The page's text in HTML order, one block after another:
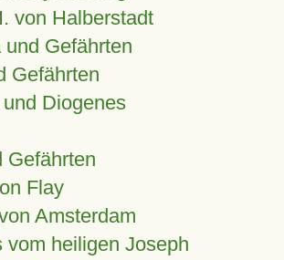
von Halberstadt
Gefährten
Gefährten
Diogenes
Gefährten
Flay
Amsterdam
vom heiligen Joseph